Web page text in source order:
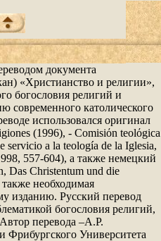
документа
«Христианство и религии»,
богословия религий и
современного католического
использовался оригинал
(1996), - Comisiόn teolόgica
servicio a la teología de la Iglesia,
557-604), а также немецкий
Das Christentum und die
необходимая
изданию. Русский перевод
богословия религий,
перевода –А.Р.
Фрибургского Университета